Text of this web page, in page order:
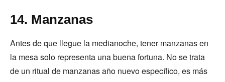
14. Manzanas
Antes de que llegue la medianoche, tener manzanas en
la mesa solo representa una buena fortuna. No se trata
de un ritual de manzanas año nuevo específico, es más